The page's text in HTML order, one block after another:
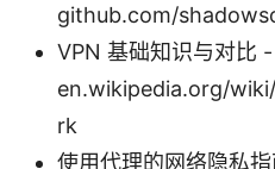
github.com/
VPN 基础知识与对比 -
en.wikipedia.org/
rk
使用代理的网络隐私